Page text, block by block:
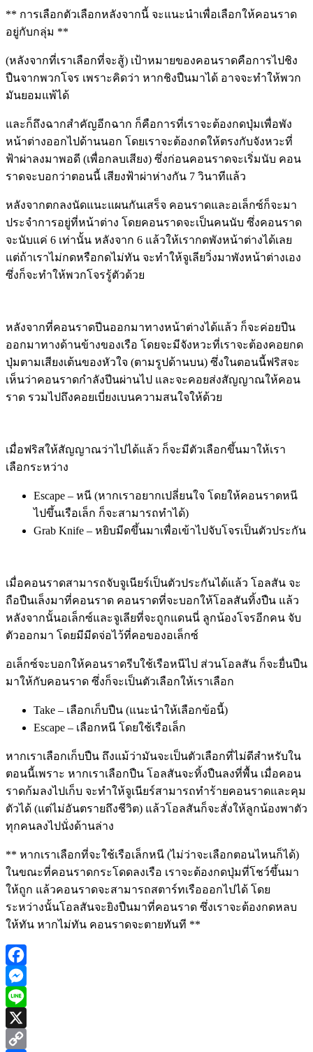
** การเลือกตัวเลือกหลังจากนี้ จะแนะนำเพื่อเลือกให้คอนราด
อยู่กับกลุ่ม **
(หลังจากที่เราเลือกที่จะสู้) เป้าหมายของคอนราดคือการไปชิง
ปืนจากพวกโจร เพราะคิดว่า หากชิงปืนมาได้ อาจจะทำให้พวก
มันยอมแพ้ได้
และก็ถึงฉากสำคัญอีกฉาก ก็คือการที่เราจะต้องกดปุ่มเพื่อพัง
หน้าต่างออกไปด้านนอก โดยเราจะต้องกดให้ตรงกับจังหวะที่
ฟ้าผ่าลงมาพอดี (เพื่อกลบเสียง) ซึ่งก่อนคอนราดจะเริ่มนับ คอน
ราดจะบอกว่าตอนนี้ เสียงฟ้าผ่าห่างกัน 7 วินาทีแล้ว
หลังจากตกลงนัดแนะแผนกันเสร็จ คอนราดและอเล็กซ์ก็จะมา
ประจำการอยู่ที่หน้าต่าง โดยคอนราดจะเป็นคนนับ ซึ่งคอนราด
จะนับแค่ 6 เท่านั้น หลังจาก 6 แล้วให้เรากดพังหน้าต่างได้เลย
แต่ถ้าเราไม่กดหรือกดไม่ทัน จะทำให้จูเลียวิ่งมาพังหน้าต่างเอง
ซึ่งก็จะทำให้พวกโจรรู้ตัวด้วย
หลังจากที่คอนราดปีนออกมาทางหน้าต่างได้แล้ว ก็จะค่อยปีน
ออกมาทางด้านข้างของเรือ โดยจะมีจังหวะที่เราจะต้องคอยกด
ปุ่มตามเสียงเต้นของหัวใจ (ตามรูปด้านบน) ซึ่งในตอนนี้ฟริสจะ
เห็นว่าคอนราดกำลังปีนผ่านไป และจะคอยส่งสัญญาณให้คอน
ราด รวมไปถึงคอยเบี่ยงเบนความสนใจให้ด้วย
เมื่อฟริสให้สัญญาณว่าไปได้แล้ว ก็จะมีตัวเลือกขึ้นมาให้เรา
เลือกระหว่าง
Escape – หนี (หากเราอยากเปลี่ยนใจ โดยให้คอนราดหนี
ไปขึ้นเรือเล็ก ก็จะสามารถทำได้)
Grab Knife – หยิบมีดขึ้นมาเพื่อเข้าไปจับโจรเป็นตัวประกัน
เมื่อคอนราดสามารถจับจูเนียร์เป็นตัวประกันได้แล้ว โอลสัน จะ
ถือปืนเล็งมาที่คอนราด คอนราดที่จะบอกให้โอลสันทิ้งปืน แล้ว
หลังจากนั้นอเล็กซ์และจูเลียที่จะถูกแดนนี่ ลูกน้องโจรอีกคน จับ
ตัวออกมา โดยมีมีดจ่อไว้ที่คอของอเล็กซ์
อเล็กซ์จะบอกให้คอนราดรีบใช้เรือหนีไป ส่วนโอลสัน ก็จะยื่นปืน
มาให้กับคอนราด ซึ่งก็จะเป็นตัวเลือกให้เราเลือก
Take – เลือกเก็บปืน (แนะนำให้เลือกข้อนี้)
Escape – เลือกหนี โดยใช้เรือเล็ก
หากเราเลือกเก็บปืน ถึงแม้ว่ามันจะเป็นตัวเลือกที่ไม่ดีสำหรับใน
ตอนนี้เพราะ หากเราเลือกปืน โอลสันจะทิ้งปืนลงที่พื้น เมื่อคอน
ราดก้มลงไปเก็บ จะทำให้จูเนียร์สามารถทำร้ายคอนราดและคุม
ตัวได้ (แต่ไม่อันตรายถึงชีวิต) แล้วโอลสันก็จะสั่งให้ลูกน้องพาตัว
ทุกคนลงไปนั่งด้านล่าง
** หากเราเลือกที่จะใช้เรือเล็กหนี (ไม่ว่าจะเลือกตอนไหนก็ได้)
ในขณะที่คอนราดกระโดดลงเรือ เราจะต้องกดปุ่มที่โชว์ขึ้นมา
ให้ถูก แล้วคอนราดจะสามารถสตาร์ทเรือออกไปได้ โดย
ระหว่างนั้นโอลสันจะยิงปืนมาที่คอนราด ซึ่งเราจะต้องกดหลบ
ให้ทัน หากไม่ทัน คอนราดจะตายทันที **
Facebook
Messenger
Line
X